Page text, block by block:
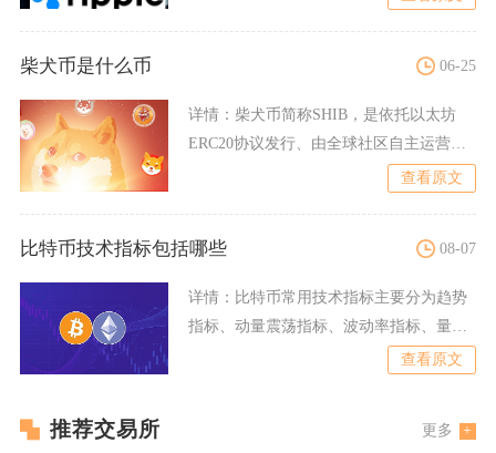
柴犬币是什么币 06-25
详情： 柴犬币简称SHIB，是依托以太坊
ERC20协议发行、由全球社区自主运营的
查看原文
比特币技术指标包括哪些 08-07
详情： 比特币常用技术指标主要分为趋势
指标、动量震荡指标、波动率指标、量价
查看原文
推荐交易所 更多